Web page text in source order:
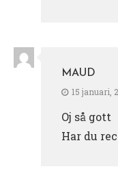
MAUD
15 januari,
Oj så gott
Har du